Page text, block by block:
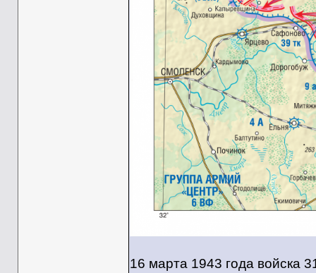
16 марта 1943 года войска